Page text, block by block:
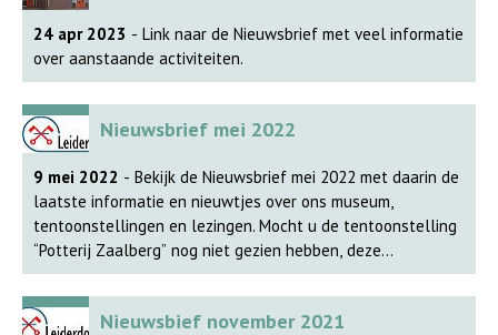
De tijdelijke tentoonstelling “Zicht op Leiderdorp” is
afgebouwd. Er wordt een nieuwe tentoonstelling opgezet
met keramiek van Margreet Roorda tegen de achtergrond
van haar atelier “de Lange Akker”. Ook in de tweede helft
van dit jaar worden weer enkele lezingen in het museum
georganiseerd. Regelmatig ontvangt het museum objecten,
foto’s of afbeeldingen om in haar collectie op te nemen.
Uitgangspunt is dat deze schenkingen te maken moeten
hebben met Leiderdorp. Ons depot loopt aardig vol en er
moet zorgvuldig met de resterende ruimte worden
omgegaan. Zie voor de data en de onderwerpen van de
lezingen de Nieuwsbrief.
24 apr 2023 - Link naar de Nieuwsbrief met veel informatie
over aanstaande activiteiten.
Nieuwsbrief mei 2022
9 mei 2022 - Bekijk de Nieuwsbrief mei 2022 met daarin de
laatste informatie en nieuwtjes over ons museum,
tentoonstellingen en lezingen. Mocht u de tentoonstelling
“Potterij Zaalberg” nog niet gezien hebben, deze
tentoonstelling is tot en met woensdag 29 juni in ons
museum te bezoeken. Link naar de Nieuwsbrief.
Nieuwsbief november 2021